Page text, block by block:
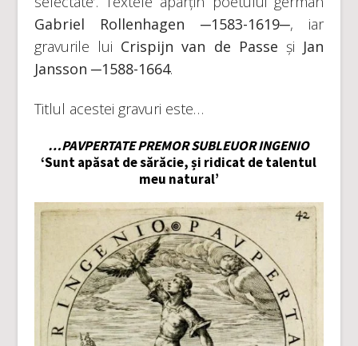
Gabriel Rollenhagen ─1583-1619─, iar
gravurile lui Crispijn van de Passe și Jan
Jansson ─1588-1664.
Titlul acestei gravuri este…
…PAVPERTATE PREMOR SUBLEUOR INGENIO
‘Sunt apăsat de sărăcie, și ridicat de talentul
meu natural’